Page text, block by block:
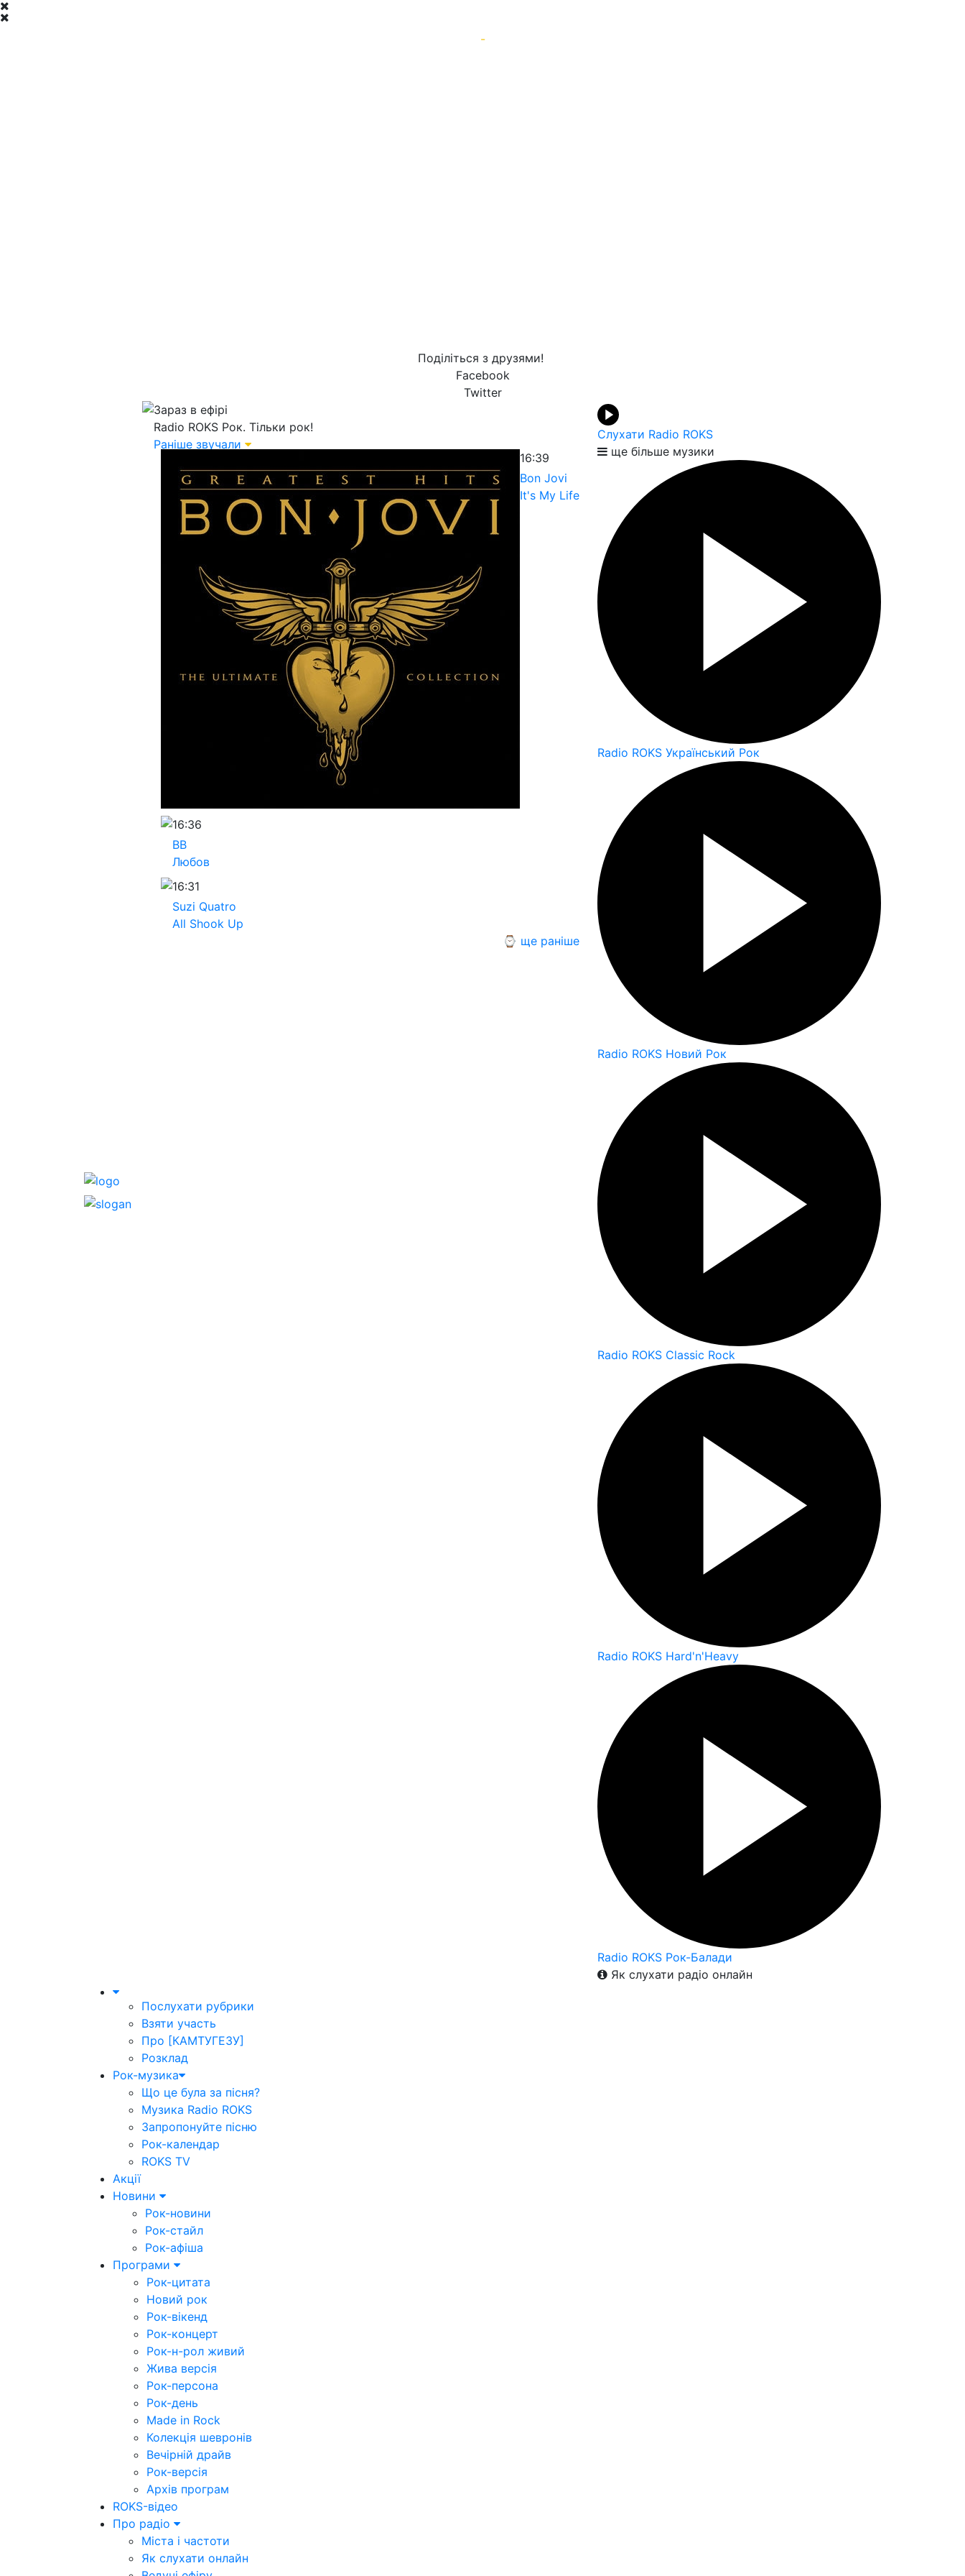
-
Поділіться з друзями!
Facebook
Twitter
Зараз в ефірі
Radio ROKS Рок. Тільки рок!
Раніше звучали
16:39
Bon Jovi
It's My Life
16:36
ВВ
Любов
16:31
Suzi Quatro
All Shook Up
⌚ ще раніше
Слухати Radio ROKS
ще більше музики
Radio ROKS Український Рок
Radio ROKS Новий Рок
Radio ROKS Classic Rock
Radio ROKS Hard'n'Heavy
Radio ROKS Рок-Балади
Як слухати радіо онлайн
Послухати рубрики
Взяти участь
Про [КАМТУГЕЗУ]
Розклад
Рок-музика
Що це була за пісня?
Музика Radio ROKS
Запропонуйте пісню
Рок-календар
ROKS TV
Акції
Новини
Рок-новини
Рок-стайл
Рок-афіша
Програми
Рок-цитата
Новий рок
Рок-вікенд
Рок-концерт
Рок-н-рол живий
Жива версія
Рок-персона
Рок-день
Made in Rock
Колекція шевронів
Вечірній драйв
Рок-версія
Архів програм
ROKS-відео
Про радіо
Міста і частоти
Як слухати онлайн